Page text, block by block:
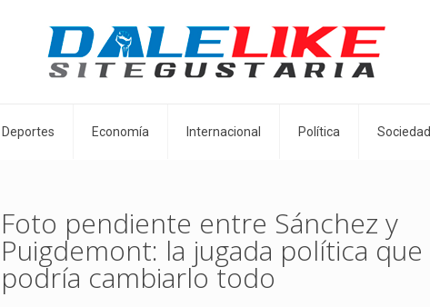
Deportes Economía Internacional Política Sociedad
Foto pendiente entre Sánchez y
Puigdemont: la jugada política que
podría cambiarlo todo